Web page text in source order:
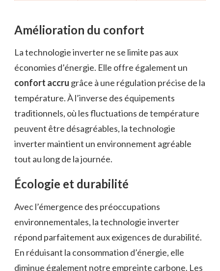
Amélioration du confort
La technologie inverter ne se limite pas aux
économies d’énergie. Elle offre également un
confort accru grâce à une régulation précise de la
température. À l’inverse des équipements
traditionnels, où les fluctuations de température
peuvent être désagréables, la technologie
inverter maintient un environnement agréable
tout au long de la journée.
Écologie et durabilité
Avec l’émergence des préoccupations
environnementales, la technologie inverter
répond parfaitement aux exigences de durabilité.
En réduisant la consommation d’énergie, elle
diminue également notre empreinte carbone. Les